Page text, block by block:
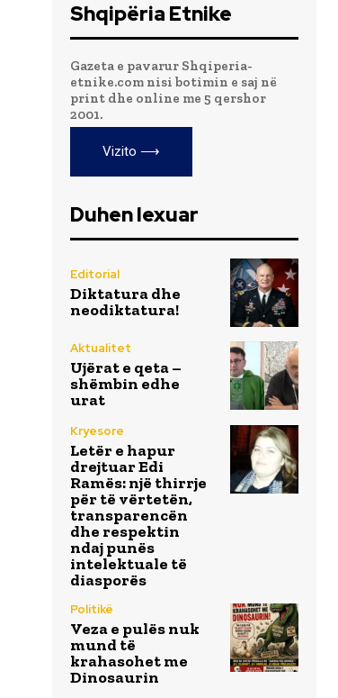
Shqipëria Etnike
Gazeta e pavarur Shqiperia-
etnike.com nisi botimin e saj në
print dhe online me 5 qershor
2001.
Vizito ⟶
Duhen lexuar
Editorial
Diktatura dhe
neodiktatura!
Aktualitet
Ujërat e qeta –
shëmbin edhe
urat
Kryesore
Letër e hapur
drejtuar Edi
Ramës: një thirrje
për të vërtetën,
transparencën
dhe respektin
ndaj punës
intelektuale të
diasporës
Politikë
Veza e pulës nuk
mund të
krahasohet me
Dinosaurin